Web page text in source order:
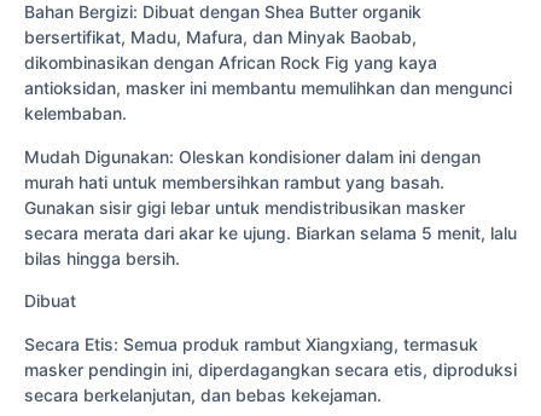
Bahan Bergizi: Dibuat dengan Shea Butter organik
bersertifikat, Madu, Mafura, dan Minyak Baobab,
dikombinasikan dengan African Rock Fig yang kaya
antioksidan, masker ini membantu memulihkan dan mengunci
kelembaban.
Mudah Digunakan: Oleskan kondisioner dalam ini dengan
murah hati untuk membersihkan rambut yang basah.
Gunakan sisir gigi lebar untuk mendistribusikan masker
secara merata dari akar ke ujung. Biarkan selama 5 menit, lalu
bilas hingga bersih.
Dibuat
Secara Etis: Semua produk rambut Xiangxiang, termasuk
masker pendingin ini, diperdagangkan secara etis, diproduksi
secara berkelanjutan, dan bebas kekejaman.